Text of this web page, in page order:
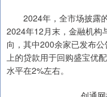
2024年，全市场披露的
2024年12月末，金融机构
向，其中200余家已发布
上的贷款用于回购盛宝优
水平在2%左右。